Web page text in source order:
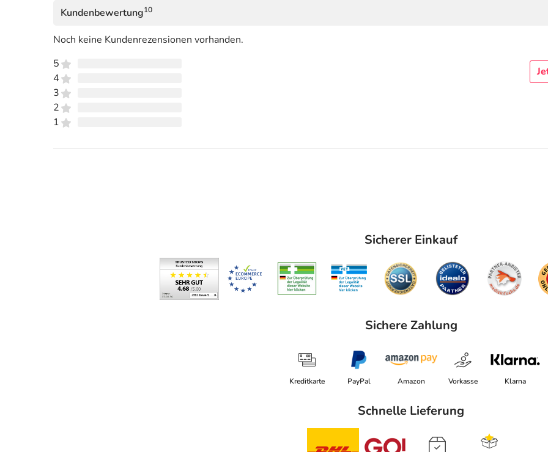
Kundenbewertung10
Noch keine Kundenrezensionen vorhanden.
5
4
3
2
1
Sicherer Einkauf
Sichere Zahlung
Kreditkarte PayPal Amazon Vorkasse Klarna
Schnelle Lieferung